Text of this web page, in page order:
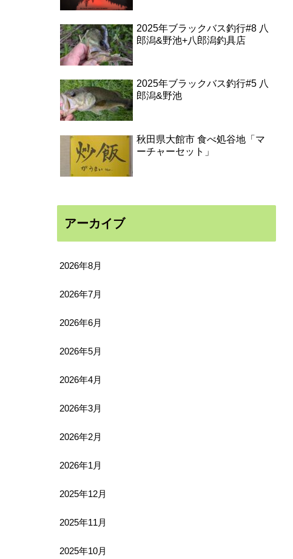
2025年ブラックバス釣行#8 八
郎潟&野池+八郎潟釣具店
2025年ブラックバス釣行#5 八
郎潟&野池
秋田県大館市 食べ処谷地「マ
ーチャーセット」
アーカイブ
2026年8月
2026年7月
2026年6月
2026年5月
2026年4月
2026年3月
2026年2月
2026年1月
2025年12月
2025年11月
2025年10月